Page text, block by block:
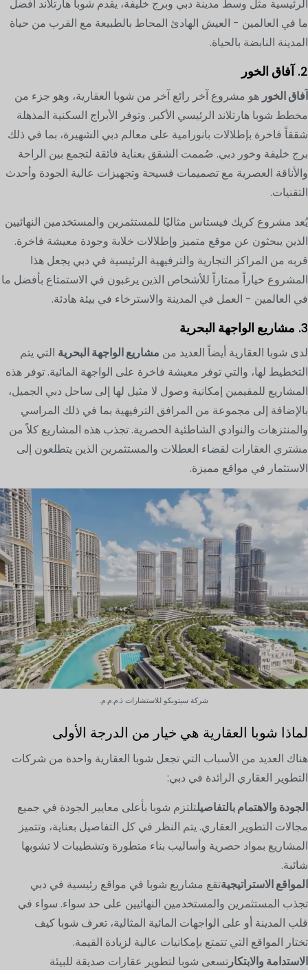
الرئيسية مثل وسط مدينة دبي وبرج خليفة، يقدم شوبا هارتلاند أفضل
ما في العالمين - العيش الهادئ المحاط بالطبيعة مع القرب من حياة
المدينة النابضة بالحياة.
2. آفاق الخور
آفاق الخور هو مشروع آخر رائع آخر من شوبا العقارية، وهو جزء من
مخطط شوبا هارتلاند الرئيسي الأكبر. وتوفر الأبراج السكنية المذهلة
شققاً فاخرة بإطلالات بانورامية على معالم دبي الشهيرة، بما في ذلك
برج خليفة وخور دبي. صُممت الشقق بعناية فائقة لتجمع بين الراحة
والأناقة العصرية مع تصميمات فسيحة وتجهيزات عالية الجودة وأحدث
التقنيات.
يُعد مشروع كريك فيستاس مثاليًا للمستثمرين والمستخدمين النهائيين
الذين يبحثون عن موقع متميز وإطلالات خلابة وجودة معيشة فاخرة.
قربه من المراكز التجارية والترفيهية الرئيسية في دبي يجعل هذا
المشروع خياراً ممتازاً للأشخاص الذين يرغبون في الاستمتاع بأفضل ما
في العالمين - العمل في المدينة والاسترخاء في بيئة هادئة.
3. مشاريع الواجهة البحرية
لدى شوبا العقارية أيضاً العديد من مشاريع الواجهة البحرية التي يتم
التخطيط لها، والتي توفر معيشة فاخرة على الواجهة المائية. توفر هذه
المشاريع للمقيمين إمكانية وصول لا مثيل لها إلى ساحل دبي الجميل،
بالإضافة إلى مجموعة من المرافق الترفيهية بما في ذلك المراسي
والمنتزهات والنوادي الشاطئية الحصرية. تجذب هذه المشاريع كلاً من
مشتري العقارات لقضاء العطلات والمستثمرين الذين يتطلعون إلى
الاستثمار في مواقع مميزة.
شركة سيتوبكو للاستشارات ذ.م.م.م.
لماذا شوبا العقارية هي خيار من الدرجة الأولى
هناك العديد من الأسباب التي تجعل شوبا العقارية واحدة من شركات
التطوير العقاري الرائدة في دبي:
الجودة والاهتمام بالتفاصيلتلتزم شوبا بأعلى معايير الجودة في جميع
مجالات التطوير العقاري. يتم النظر في كل التفاصيل بعناية، وتتميز
المشاريع بمواد حصرية وأساليب بناء متطورة وتشطيبات لا تشوبها
شائبة.
المواقع الاستراتيجيةتقع مشاريع شوبا في مواقع رئيسية في دبي
تجذب المستثمرين والمستخدمين النهائيين على حد سواء. سواء في
قلب المدينة أو على الواجهات المائية المثالية، تعرف شوبا كيف
تختار المواقع التي تتمتع بإمكانيات عالية لزيادة القيمة.
الاستدامة والابتكارتسعى شوبا لتطوير عقارات صديقة للبيئة